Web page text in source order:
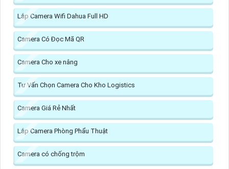
Lắp Camera Wifi Dahua Full HD
Camera Có Đọc Mã QR
Camera Cho xe nâng
Tư Vấn Chọn Camera Cho Kho Logistics
Camera Giá Rẻ Nhất
Lắp Camera Phòng Phẩu Thuật
Camera có chống trộm